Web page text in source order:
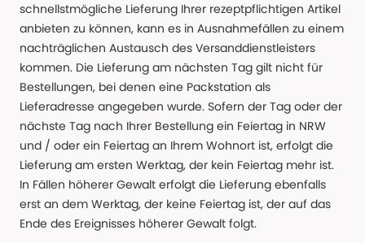
schnellstmögliche Lieferung Ihrer rezeptpflichtigen Artikel
anbieten zu können, kann es in Ausnahmefällen zu einem
nachträglichen Austausch des Versanddienstleisters
kommen. Die Lieferung am nächsten Tag gilt nicht für
Bestellungen, bei denen eine Packstation als
Lieferadresse angegeben wurde. Sofern der Tag oder der
nächste Tag nach Ihrer Bestellung ein Feiertag in NRW
und / oder ein Feiertag an Ihrem Wohnort ist, erfolgt die
Lieferung am ersten Werktag, der kein Feiertag mehr ist.
In Fällen höherer Gewalt erfolgt die Lieferung ebenfalls
erst an dem Werktag, der keine Feiertag ist, der auf das
Ende des Ereignisses höherer Gewalt folgt.